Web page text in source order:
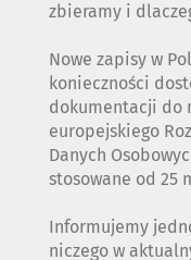
zbieramy i
Nowe zapisy w
konieczności
dokumentacji do
europejskiego
Danych
stosowane od 25
Informujemy
niczego w